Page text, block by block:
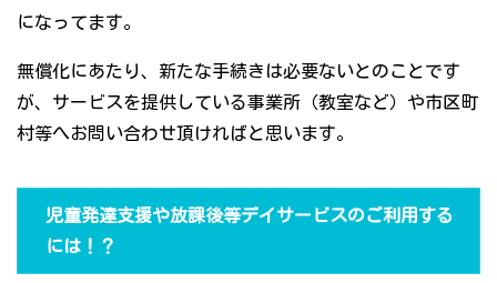
になってます。
無償化にあたり、新たな手続きは必要ないとのことです
が、サービスを提供している事業所（教室など）や市区町
村等へお問い合わせ頂ければと思います。
児童発達支援や放課後等デイサービスのご利用する
には！？